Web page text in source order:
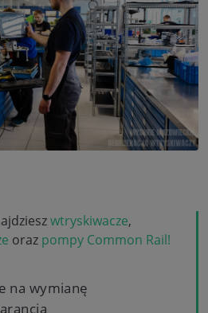
wtryskiwacze,
oraz pompy Common Rail!
na wymianę